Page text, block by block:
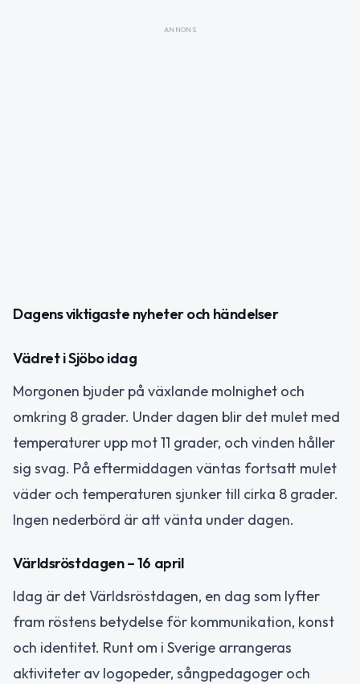
ANNONS
Dagens viktigaste nyheter och händelser
Vädret i Sjöbo idag
Morgonen bjuder på växlande molnighet och
omkring 8 grader. Under dagen blir det mulet med
temperaturer upp mot 11 grader, och vinden håller
sig svag. På eftermiddagen väntas fortsatt mulet
väder och temperaturen sjunker till cirka 8 grader.
Ingen nederbörd är att vänta under dagen.
Världsröstdagen – 16 april
Idag är det Världsröstdagen, en dag som lyfter
fram röstens betydelse för kommunikation, konst
och identitet. Runt om i Sverige arrangeras
aktiviteter av logopeder, sångpedagoger och